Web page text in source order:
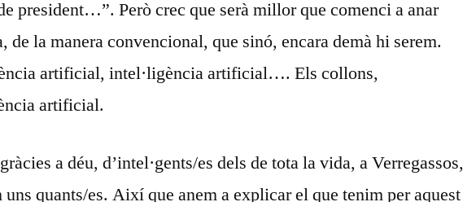
president…”. Però crec que serà millor que comenci a anar
de la manera convencional, que sinó, encara demà hi serem.
artificial, intel·ligència artificial…. Els collons,
artificial.
a déu, d’intel·gents/es dels de tota la vida, a Verregassos,
uns quants/es. Així que anem a explicar el que tenim per aquest